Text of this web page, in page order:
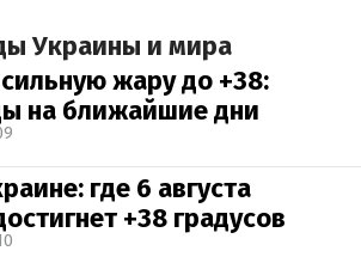
Украины и мира
жару до +38:
на ближайшие дни
где 6 августа
+38 градусов